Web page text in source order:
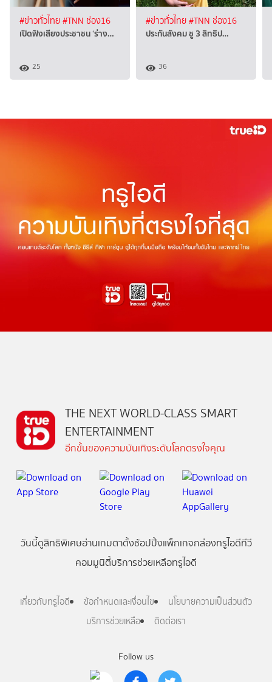
#ข่าวทั่วไทย#TNN ช่อง16
เปิดฟังเสียงประชาชน ‘ร่าง…
25
#ข่าวทั่วไทย#TNN ช่อง16
ประกันสังคม ชู 3 สิทธิป…
36
Follow us
THE NEXT WORLD-CLASS SMART
ENTERTAINMENT
อีกขั้นของความบันเทิงระดับโลกตรงใจคุณ
วันนี้ดูสิทธิพิเศษอ่านเกมตาตั้งช้อปปิ้งแพ็กเกจกล่องทรูไอดีทีวี
คอมมูนิตี้บริการช่วยเหลือทรูไอดี
เกี่ยวกับทรูไอดี ข้อกำหนดและเงื่อนไข
นโยบายความเป็นส่วนตัว
บริการช่วยเหลือ
ติดต่อเรา